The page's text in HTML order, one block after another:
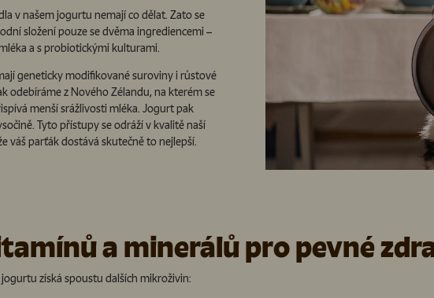
v našem jogurtu nemají co dělat. Zato se
složení pouze se dvěma ingrediencemi –
a s probiotickými kulturami.
geneticky modifikované suroviny i růstové
odebíráme z Nového Zélandu, na kterém se
menší srážlivosti mléka. Jogurt pak
Tyto přístupy se odráží v kvalitě naší
váš parťák dostává skutečně to nejlepší.
a minerálů pro pevné
získá spoustu dalších mikroživin: